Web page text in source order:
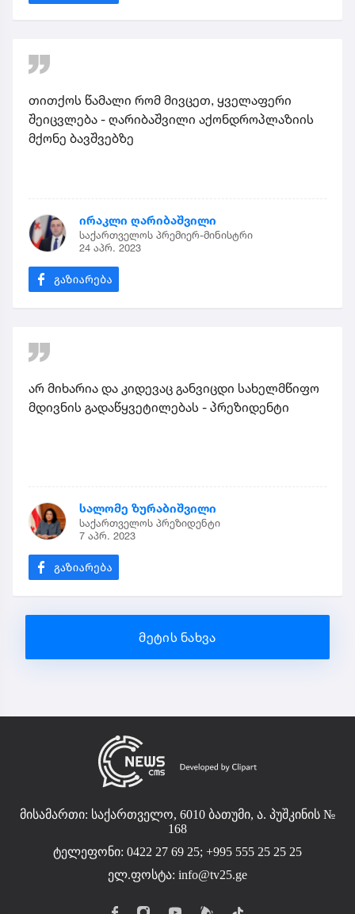
თითქოს წამალი რომ მივცეთ, ყველაფერი
შეიცვლება - ღარიბაშვილი აქონდროპლაზიის
მქონე ბავშვებზე
ირაკლი ღარიბაშვილი
საქართველოს პრემიერ-მინისტრი
24 აპრ. 2023
არ მიხარია და კიდევაც განვიცდი სახელმწიფო
მდივნის გადაწყვეტილებას - პრეზიდენტი
სალომე ზურაბიშვილი
საქართველოს პრეზიდენტი
7 აპრ. 2023
მეტის ნახვა
მისამართი: საქართველო, 6010 ბათუმი, ა. პუშკინის №
168
ტელეფონი: 0422 27 69 25; +995 555 25 25 25
ელ.ფოსტა: info@tv25.ge